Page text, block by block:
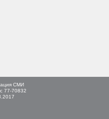
СМИ
77-70832